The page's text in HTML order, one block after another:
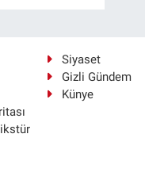
Siyaset
Gizli Gündem
Künye